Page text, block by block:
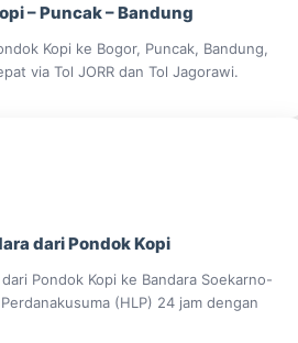
– Puncak – Bandung
Kopi ke Bogor, Puncak, Bandung,
via Tol JORR dan Tol Jagorawi.
dari Pondok Kopi
Pondok Kopi ke Bandara Soekarno-
(HLP) 24 jam dengan